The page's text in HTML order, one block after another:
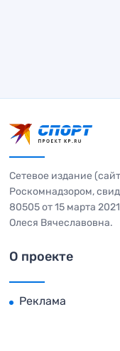
Сетевое издание
Роскомнадзором,
80505 от 15 марта
Олеся Вячеславовна.
О проекте
Реклама